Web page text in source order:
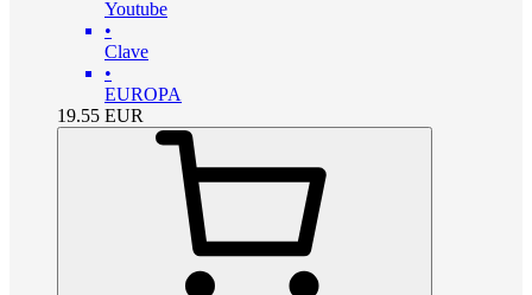
Youtube
•
Clave
•
EUROPA
19.55 EUR